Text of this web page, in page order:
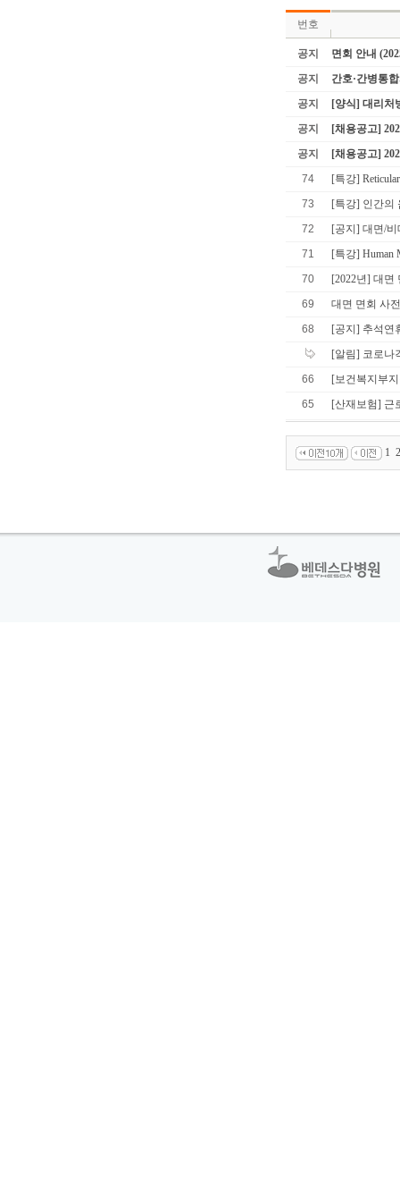
번호
공지
면회 안내
공지
간호·간병통
공지
[양식] 대리처
공지
[채용공고]
공지
[채용공고]
74
[특강]
73
[특강] 인간의
72
[공지] 대면/
71
[특강] Human
70
[2022년] 대면
69
대면 면회 사
68
[공지] 추석연
[알림] 코로나
66
[보건복지부
65
[산재보험] 근
1 2